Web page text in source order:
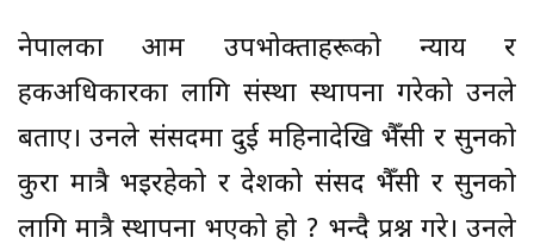
नेपालका आम उपभोक्ताहरूको न्याय र
हकअधिकारका लागि संस्था स्थापना गरेको उनले
बताए। उनले संसदमा दुई महिनादेखि भैँसी र सुनको
कुरा मात्रै भइरहेको र देशको संसद भैँसी र सुनको
लागि मात्रै स्थापना भएको हो ? भन्दै प्रश्न गरे। उनले